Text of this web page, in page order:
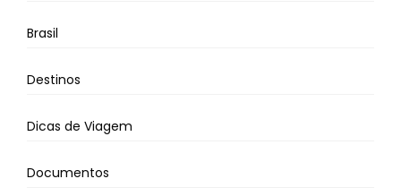
Brasil
Destinos
Dicas de Viagem
Documentos